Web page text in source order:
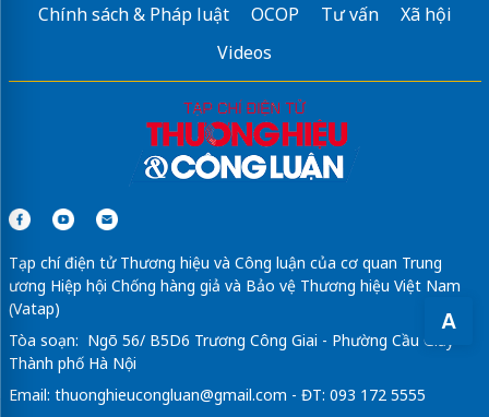
A
Chính sách & Pháp luật
OCOP Tư vấn
Xã hội
Videos
Tạp chí điện tử Thương hiệu và Công luận của cơ quan Trung
ương Hiệp hội Chống hàng giả và Bảo vệ Thương hiệu Việt Nam
(Vatap)
Tòa soạn: Ngõ 56/ B5D6 Trương Công Giai - Phường Cầu Giấy -
Thành phố Hà Nội
Email: thuonghieucongluan@gmail.com - ĐT: 093 172 5555